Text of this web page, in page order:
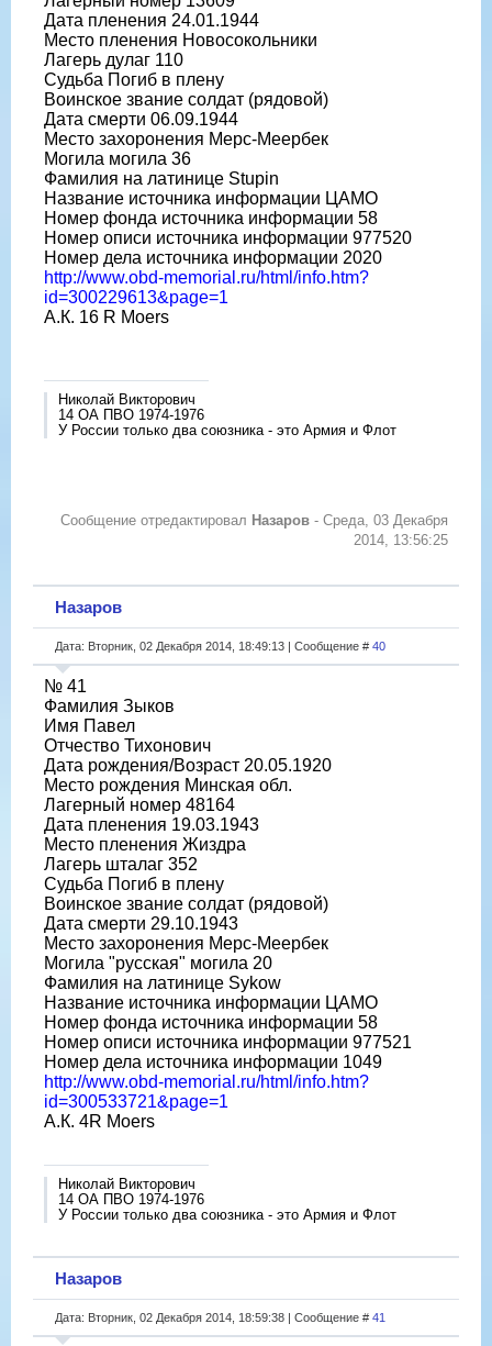
Дата пленения 24.01.1944
Место пленения Новосокольники
Лагерь дулаг 110
Судьба Погиб в плену
Воинское звание солдат (рядовой)
Дата смерти 06.09.1944
Место захоронения Мерс-Меербек
Могила могила 36
Фамилия на латинице Stupin
Название источника информации ЦАМО
Номер фонда источника информации 58
Номер описи источника информации 977520
Номер дела источника информации 2020
http://www.obd-memorial.ru/html/info.htm?
id=300229613&page=1
А.К. 16 R Moers
Николай Викторович
14 ОА ПВО 1974-1976
У России только два союзника - это Армия и Флот
Сообщение отредактировал Назаров - Среда, 03 Декабря
2014, 13:56:25
Назаров
Дата: Вторник, 02 Декабря 2014, 18:49:13 | Сообщение # 40
№ 41
Фамилия Зыков
Имя Павел
Отчество Тихонович
Дата рождения/Возраст 20.05.1920
Место рождения Минская обл.
Лагерный номер 48164
Дата пленения 19.03.1943
Место пленения Жиздра
Лагерь шталаг 352
Судьба Погиб в плену
Воинское звание солдат (рядовой)
Дата смерти 29.10.1943
Место захоронения Мерс-Меербек
Могила "русская" могила 20
Фамилия на латинице Sykow
Название источника информации ЦАМО
Номер фонда источника информации 58
Номер описи источника информации 977521
Номер дела источника информации 1049
http://www.obd-memorial.ru/html/info.htm?
id=300533721&page=1
А.К. 4R Moers
Николай Викторович
14 ОА ПВО 1974-1976
У России только два союзника - это Армия и Флот
Назаров
Дата: Вторник, 02 Декабря 2014, 18:59:38 | Сообщение # 41